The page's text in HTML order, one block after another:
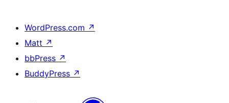
WordPress.com ↗
Matt ↗
bbPress ↗
BuddyPress ↗